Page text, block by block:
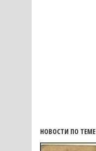
НОВОСТИ ПО ТЕМЕ